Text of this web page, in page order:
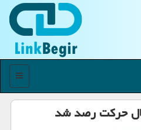
منو
حركت رصد شد